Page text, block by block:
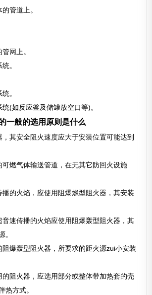
管道上。
网上。
。
。
(如反应釜及储罐放空口等)。
一般的选用原则是什么
其安全阻火速度应大于安装位置可能达到
燃气体输送管道，在无其它防回火设施
的火焰，应使用阻爆燃型阻火器，其安装
速传播的火焰应使用阻爆轰型阻火器，其
。
爆轰型阻火器，所要求的距火源zui小安装
阻火器，应选用部分或整体带加热套的壳
热方式。